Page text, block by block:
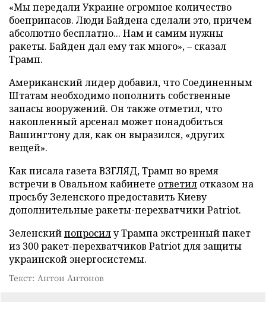
«Мы передали Украине огромное количество
боеприпасов. Люди Байдена сделали это, причем
абсолютно бесплатно... Нам и самим нужны
ракеты. Байден дал ему так много», – сказал
Трамп.
Американский лидер добавил, что Соединенным
Штатам необходимо пополнить собственные
запасы вооружений. Он также отметил, что
накопленный арсенал может понадобиться
Вашингтону для, как он выразился, «других
вещей».
Как писала газета ВЗГЛЯД, Трамп во время
встречи в Овальном кабинете ответил отказом на
просьбу Зеленского предоставить Киеву
дополнительные ракеты-перехватчики Patriot.
Зеленскийпопросилу Трампа экстренный пакет
из 300 ракет-перехватчиков Patriot для защиты
украинской энергосистемы.
Текст: Антон Антонов